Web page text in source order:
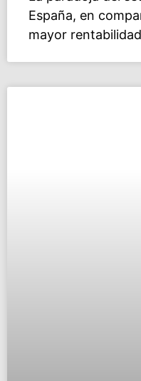
España, en
mayor